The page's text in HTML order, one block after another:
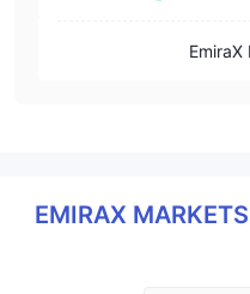
EMIRAX MARKETS